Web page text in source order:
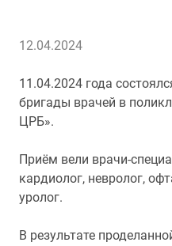
12.04.2024
11.04.2024 года
бригады врачей в
ЦРБ».
Приём вели врачи-
кардиолог, невролог,
уролог.
В результате